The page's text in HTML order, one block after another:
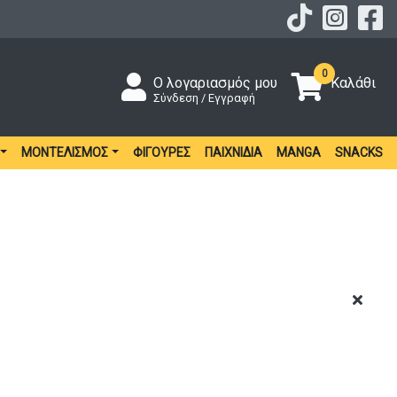
Ο λογαριασμός μου
Σύνδεση / Εγγραφή
0
Καλάθι
ΜΟΝΤΕΛΙΣΜΌΣ ΦΙΓΟΎΡΕΣ ΠΑΙΧΝΊΔΙΑ MANGA SNACKS